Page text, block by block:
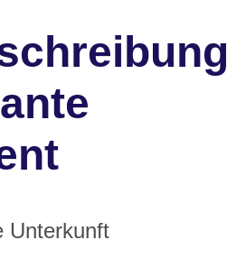
Unterkunft